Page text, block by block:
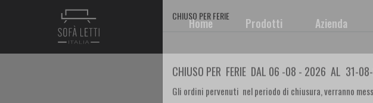
Home Prodotti Azienda
CHIUSO PER FERIE DAL 06 -08 - 2026 AL 31-